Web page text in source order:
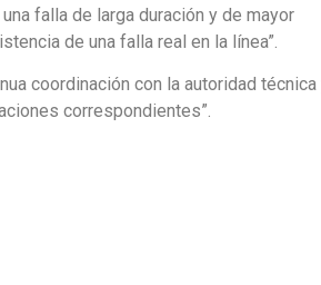
falla de larga duración y de mayor
de una falla real en la línea”.
coordinación con la autoridad técnica
correspondientes”.